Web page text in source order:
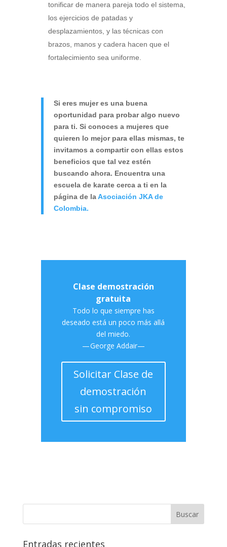
tonificar de manera pareja todo el sistema,
los ejercicios de patadas y
desplazamientos, y las técnicas con
brazos, manos y cadera hacen que el
fortalecimiento sea uniforme.
Si eres mujer es una buena
oportunidad para probar algo nuevo
para ti. Si conoces a mujeres que
quieren lo mejor para ellas mismas, te
invitamos a compartir con ellas estos
beneficios que tal vez estén
buscando ahora. Encuentra una
escuela de karate cerca a ti en la
página de laAsociación JKA de
Colombia.
Clase demostración
gratuita
Todo lo que siempre has
deseado está un poco más allá
del miedo.
— George Addair—
Solicitar Clase de
demostración
sin compromiso
Entradas recientes